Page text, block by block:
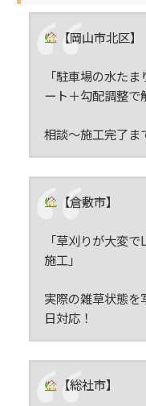
【岡山市北区】
「駐車場の水た
ート＋勾配調整で
相談〜施工完了ま
【倉敷市】
「草刈りが大変
施工」
実際の雑草状態を
日対応！
【総社市】